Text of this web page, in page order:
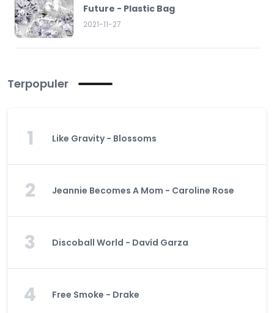
Future - Plastic Bag
2021-11-27
Terpopuler
1 Like Gravity - Blossoms
2 Jeannie Becomes A Mom - Caroline Rose
3 Discoball World - Davíd Garza
4 Free Smoke - Drake